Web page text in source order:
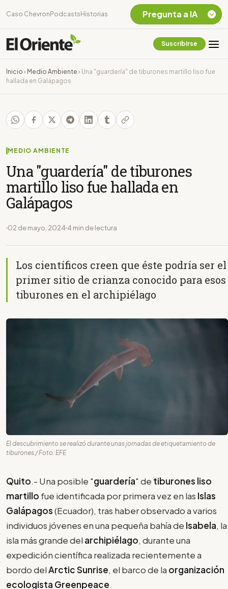
Caso Chevron Podcasts Historias
Suscribirse
Inicio › Medio Ambiente › Una "guardería" de tiburones martillo liso fue
hallada en Galápagos
MEDIO AMBIENTE
Una "guardería" de tiburones
martillo liso fue hallada en
Galápagos
02 de mayo, 2024 4 min de lectura
Los científicos creen que éste podría ser el
primer sitio de crianza conocido para esos
tiburones en el archipiélago
El descubrimiento se realizó durante unas jornadas de etiquetamiento de
tiburones / Foto: EFE
Quito.- Una posible "guardería" de tiburones liso
martillo fue identificada por primera vez en las Islas
Galápagos(Ecuador), tras haber observado a varios
individuos jóvenes en una pequeña bahía de Isabela, la
isla más grande del archipiélago, durante una
expedición científica realizada recientemente a
bordo delArctic Sunrise, el barco de la organización
ecologista Greenpeace.
Pregunta a IA
Chevron Ecuador